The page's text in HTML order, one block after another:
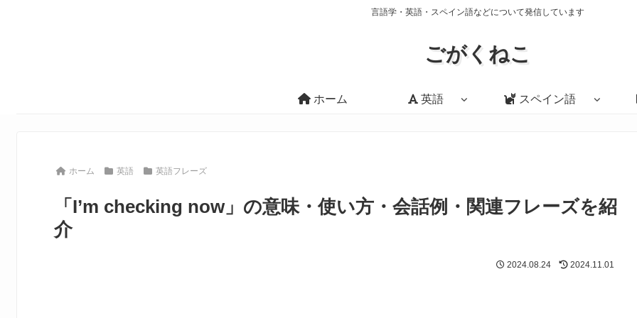
言語学・英語・スペイン語などについて発信しています
ごがくねこ
ホーム 英語 スペイン語
ホーム 英語 英語フレーズ
「I’m checking now」の意味・使い方・会話例・関連フレーズを紹
介
2024.08.24 2024.11.01